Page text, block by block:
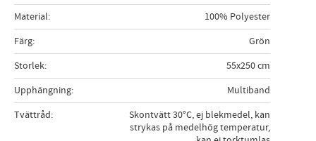
Material
100% Polyester
Färg
Grön
Storlek
55x250 cm
Upphängning
Multiband
Tvättråd
Skontvätt 30°C, ej blekmedel, kan
strykas på medelhög temperatur,